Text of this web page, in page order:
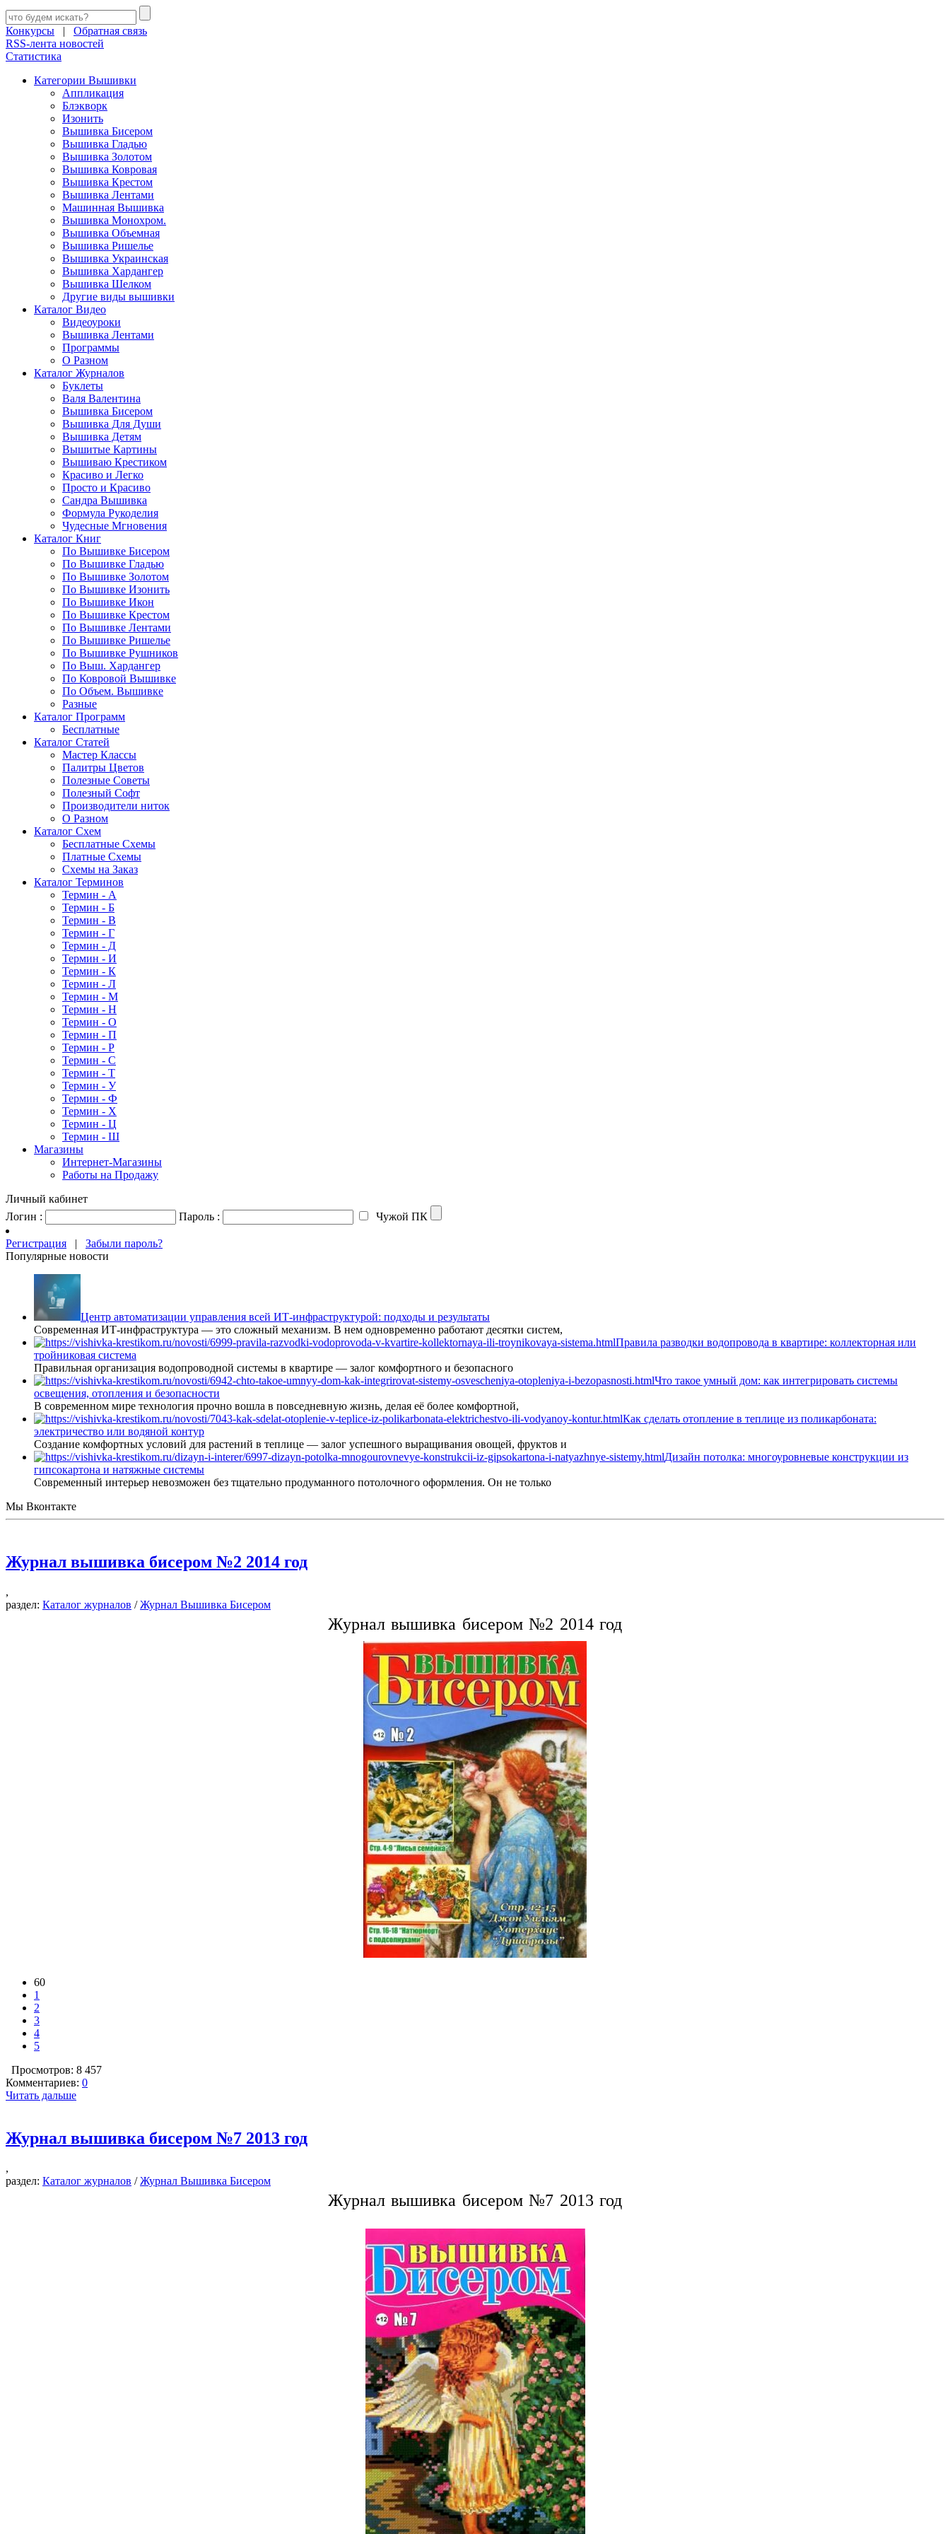
Конкурсы | Обратная связь
RSS-лента новостей
Статистика
Категории Вышивки
Аппликация
Блэкворк
Изонить
Вышивка Бисером
Вышивка Гладью
Вышивка Золотом
Вышивка Ковровая
Вышивка Крестом
Вышивка Лентами
Машинная Вышивка
Вышивка Монохром.
Вышивка Объемная
Вышивка Ришелье
Вышивка Украинская
Вышивка Хардангер
Вышивка Шелком
Другие виды вышивки
Каталог Видео
Видеоуроки
Вышивка Лентами
Программы
О Разном
Каталог Журналов
Буклеты
Валя Валентина
Вышивка Бисером
Вышивка Для Души
Вышивка Детям
Вышитые Картины
Вышиваю Крестиком
Красиво и Легко
Просто и Красиво
Сандра Вышивка
Формула Рукоделия
Чудесные Мгновения
Каталог Книг
По Вышивке Бисером
По Вышивке Гладью
По Вышивке Золотом
По Вышивке Изонить
По Вышивке Икон
По Вышивке Крестом
По Вышивке Лентами
По Вышивке Ришелье
По Вышивке Рушников
По Выш. Хардангер
По Ковровой Вышивке
По Объем. Вышивке
Разные
Каталог Программ
Бесплатные
Каталог Статей
Мастер Классы
Палитры Цветов
Полезные Советы
Полезный Софт
Производители ниток
О Разном
Каталог Схем
Бесплатные Схемы
Платные Схемы
Схемы на Заказ
Каталог Терминов
Термин - А
Термин - Б
Термин - В
Термин - Г
Термин - Д
Термин - И
Термин - К
Термин - Л
Термин - М
Термин - Н
Термин - О
Термин - П
Термин - Р
Термин - С
Термин - Т
Термин - У
Термин - Ф
Термин - Х
Термин - Ц
Термин - Ш
Магазины
Интернет-Магазины
Работы на Продажу
Личный кабинет
Логин :
Пароль : Чужой ПК
Регистрация | Забыли пароль?
Популярные новости
Центр автоматизации управления всей ИТ-инфраструктурой: подходы и результаты
Современная ИТ-инфраструктура — это сложный механизм. В нем одновременно работают десятки систем,
Правила разводки водопровода в квартире: коллекторная или
тройниковая система
Правильная организация водопроводной системы в квартире — залог комфортного и безопасного
Что такое умный дом: как интегрировать системы
освещения, отопления и безопасности
В современном мире технология прочно вошла в повседневную жизнь, делая её более комфортной,
Как сделать отопление в теплице из поликарбоната:
электричество или водяной контур
Создание комфортных условий для растений в теплице — залог успешного выращивания овощей, фруктов и
Дизайн потолка: многоуровневые конструкции из
гипсокартона и натяжные системы
Современный интерьер невозможен без тщательно продуманного потолочного оформления. Он не только
Мы Вконтакте
Журнал вышивка бисером №2 2014 год
,
раздел: Каталог журналов /Журнал Вышивка Бисером
Журнал вышивка бисером №2 2014 год
60
1
2
3
4
5
Просмотров: 8 457
Комментариев: 0
Читать дальше
Журнал вышивка бисером №7 2013 год
,
раздел: Каталог журналов /Журнал Вышивка Бисером
Журнал вышивка бисером №7 2013 год